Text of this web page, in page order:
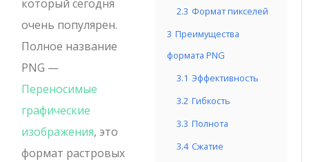
2.3 Формат пикселей
3 Преимущества
формата PNG
3.1 Эффективность
3.2 Гибкость
3.3 Полнота
3.4 Сжатие
который сегодня
очень популярен.
Полное название
PNG —
Переносимые
графические
изображения, это
формат растровых